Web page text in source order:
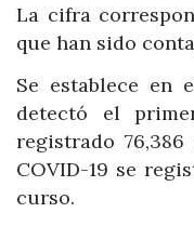
La cifra
que han sido
Se establece en
detectó el
registrado
COVID-19 se
curso.